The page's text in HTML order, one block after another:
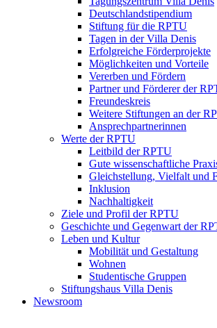
Deutschlandstipendium
Stiftung für die RPTU
Tagen in der Villa Denis
Erfolgreiche Förderprojekte
Möglichkeiten und Vorteile
Vererben und Fördern
Partner und Förderer der
Freundeskreis
Weitere Stiftungen an der
Ansprechpartnerinnen
Werte der RPTU
Leitbild der RPTU
Gute wissenschaftliche
Gleichstellung, Vielfalt und
Inklusion
Nachhaltigkeit
Ziele und Profil der RPTU
Geschichte und Gegenwart der
Leben und Kultur
Mobilität und Gestaltung
Wohnen
Studentische Gruppen
Stiftungshaus Villa Denis
Newsroom